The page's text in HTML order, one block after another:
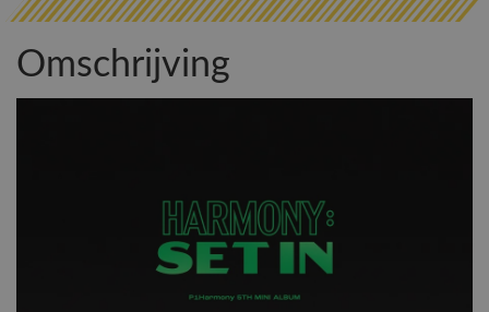
Omschrijving